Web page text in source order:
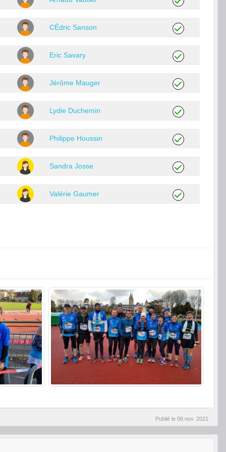
CÉdric Sanson
Eric Savary
Jérôme Mauger
Lydie Duchemin
Philippe Houssin
Sandra Josse
Valérie Gaumer
Publié le 06 nov. 2021